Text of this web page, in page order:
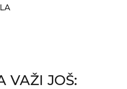
VAŽI JOŠ: